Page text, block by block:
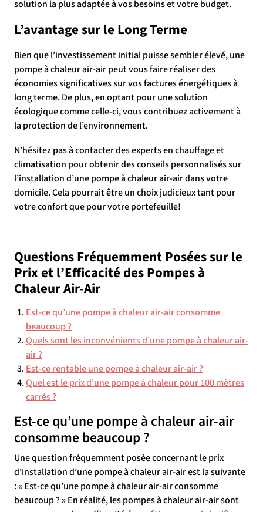
solution la plus adaptée à vos besoins et votre budget.
L’avantage sur le Long Terme
Bien que l’investissement initial puisse sembler élevé, une
pompe à chaleur air-air peut vous faire réaliser des
économies significatives sur vos factures énergétiques à
long terme. De plus, en optant pour une solution
écologique comme celle-ci, vous contribuez activement à
la protection de l’environnement.
N’hésitez pas à contacter des experts en chauffage et
climatisation pour obtenir des conseils personnalisés sur
l’installation d’une pompe à chaleur air-air dans votre
domicile. Cela pourrait être un choix judicieux tant pour
votre confort que pour votre portefeuille!
Questions Fréquemment Posées sur le
Prix et l’Efficacité des Pompes à
Chaleur Air-Air
Est-ce qu’une pompe à chaleur air-air consomme
beaucoup ?
Quels sont les inconvénients d’une pompe à chaleur air-
air ?
Est-ce rentable une pompe à chaleur air-air ?
Quel est le prix d’une pompe à chaleur pour 100 mètres
carrés ?
Est-ce qu’une pompe à chaleur air-air
consomme beaucoup ?
Une question fréquemment posée concernant le prix
d’installation d’une pompe à chaleur air-air est la suivante
: « Est-ce qu’une pompe à chaleur air-air consomme
beaucoup ? » En réalité, les pompes à chaleur air-air sont